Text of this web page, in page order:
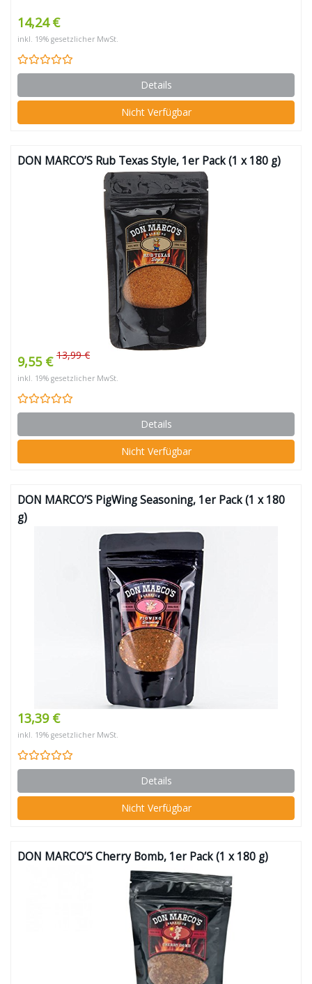
14,24 €
inkl. 19% gesetzlicher MwSt.
Details
Nicht Verfügbar
DON MARCO’S Rub Texas Style, 1er Pack (1 x 180 g)
9,55 € 13,99 €
inkl. 19% gesetzlicher MwSt.
Details
Nicht Verfügbar
DON MARCO’S PigWing Seasoning, 1er Pack (1 x 180
g)
13,39 €
inkl. 19% gesetzlicher MwSt.
Details
Nicht Verfügbar
DON MARCO’S Cherry Bomb, 1er Pack (1 x 180 g)